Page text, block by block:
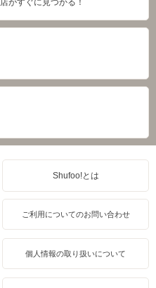
がすぐに見つかる！
Shufoo!とは
ご利用についてのお問い合わせ
個人情報の取り扱いについて